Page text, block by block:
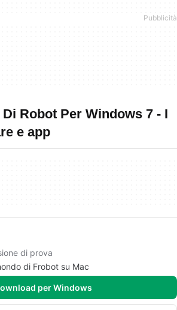
Robot Per Windows 7 - I
e app
di prova
di Frobot su Mac
per Windows